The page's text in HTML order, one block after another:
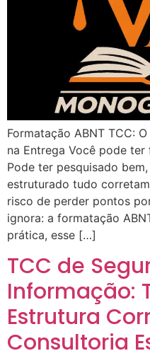
Formatação ABNT TCC:
na Entrega Você pode
Pode ter pesquisado
estruturado tudo
risco de perder pontos
ignora: a formatação
prática, esse […]
TCC de
Informação:
Estrutura
Consultoria